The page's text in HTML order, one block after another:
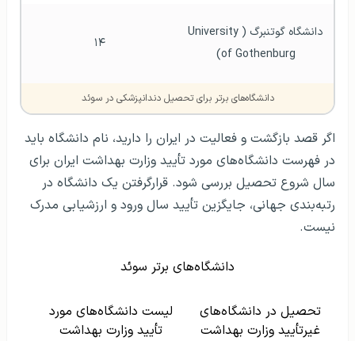
دانشگاه گوتنبرگ (University
of Gothenburg)
۱۴
دانشگاه‌های برتر برای تحصیل دندانپزشکی در سوئد
اگر قصد بازگشت و فعالیت در ایران را دارید، نام دانشگاه باید
در فهرست دانشگاه‌های مورد تأیید وزارت بهداشت ایران برای
سال شروع تحصیل بررسی شود. قرارگرفتن یک دانشگاه در
رتبه‌بندی جهانی، جایگزین تأیید سال ورود و ارزشیابی مدرک
نیست.
دانشگاه‌های برتر سوئد
تحصیل در دانشگاه‌های
غیرتأیید وزارت بهداشت
لیست دانشگاه‌های مورد
تأیید وزارت بهداشت